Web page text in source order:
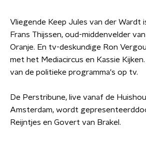
Vliegende Keep Jules van der Wardt
Frans Thijssen, oud-middenvelder
Oranje. En tv-deskundige Ron
met het Mediacircus en Kassie
van de politieke programma's op tv.
De Perstribune, live vanaf de
Amsterdam, wordt
Reijntjes en Govert van Brakel.